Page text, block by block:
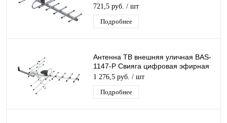
для DVB-T2 телевидения Рэмо
BAS-1161-SWA
721,5 руб. / шт
Подробнее
Антенна ТВ внешняя уличная BAS-
1147-Р Свияга цифровая эфирная
для DVB-T2 телевидения наружная
Рэмо
1 276,5 руб. / шт
Подробнее